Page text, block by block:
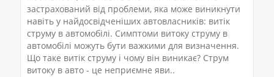
застрахований від проблеми, яка може виникнути
навіть у найдосвідченіших автовласників: витік
струму в автомобілі. Симптоми витоку струму в
автомобілі можуть бути важкими для визначення.
Що таке витік струму і чому він виникає? Струм
витоку в авто - це неприємне яви..